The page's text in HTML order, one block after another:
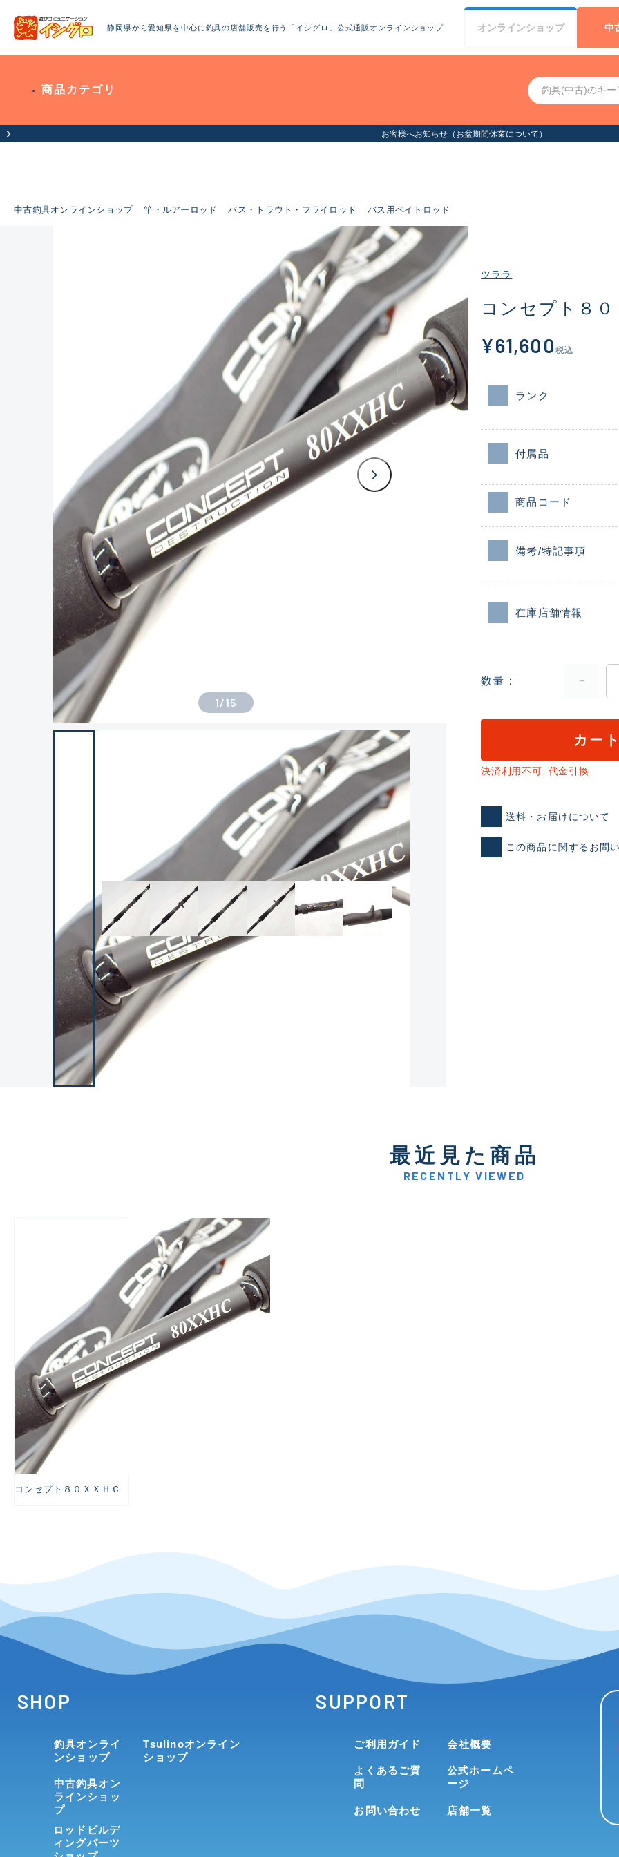
静岡県から愛知県を中心に釣具の店舗販売を行う「イシグロ」公式通販オンラインショップ オンラインショップ 中
商品カテゴリ
お客様へお知らせ（お盆期間休業について）
中古釣具オンラインショップ 竿・ルアーロッド バス・トラウト・フライロッド バス用ベイトロッド
ランクとは？
良
悪
C-
い品
1/15
ツララ
コンセプト８０
¥61,600 税込
ランク
付属品
商品コード
備考/特記事項
在庫店舗情報
数量
カー
決済利用不可: 代金引換
送料・お届けについて
この商品に関するお問
最近見た商品
RECENTLY VIEWED
コンセプト８０ＸＸＨＣ
SHOP
釣具オンライ
ンショップ
中古釣具オン
ラインショッ
プ
ロッドビルデ
ィングパーツ
Tsulinoオンライン
ショップ
SUPPORT
ご利用ガイド
よくあるご質
問
お問い合わせ
会社概要
公式ホームペ
ージ
店舗一覧